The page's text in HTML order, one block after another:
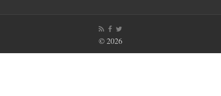
© 2026